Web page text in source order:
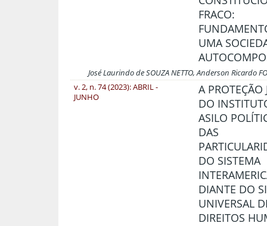
FRACO:
UMA
José Laurindo de SOUZA NETTO, Anderson Ricardo
v. 2, n. 74 (2023): ABRIL -
JUNHO
A PROTEÇÃO
DO
ASILO
DAS
DO SISTEMA
DIANTE DO
UNIVERSAL
DIREITOS